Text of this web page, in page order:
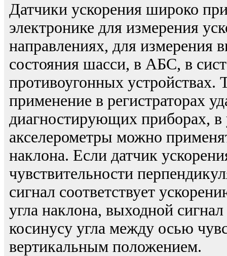
Датчики ускорения широко
электронике для измерения
направлениях, для измерения
состояния шасси, в АБС, в
противоугонных устройствах.
применение в регистраторах
диагностирующих приборах,
акселерометры можно
наклона. Если датчик
чувствительности
сигнал соответствует
угла наклона, выходной
косинусу угла между осью
вертикальным положением.